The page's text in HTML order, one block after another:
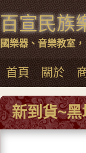
百宣民族
國樂器、音樂教室
首頁 關於
新到貨~